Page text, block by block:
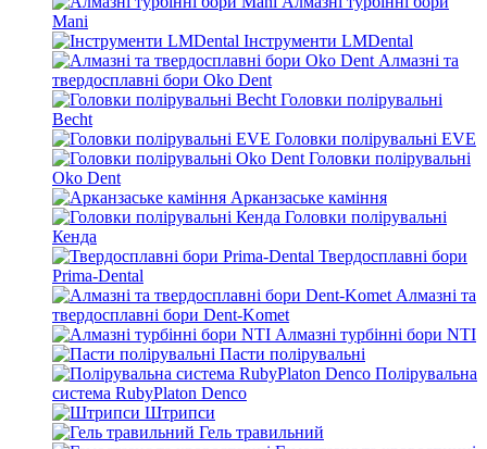
Mani
Інструменти LMDental
Алмазні та
твердосплавні бори Oko Dent
Головки полірувальні
Becht
Головки полірувальні EVE
Головки полірувальні
Oko Dent
Арканзаське каміння
Головки полірувальні
Кенда
Твердосплавні бори
Prima-Dental
Алмазні та
твердосплавні бори Dent-Komet
Алмазні турбінні бори NTI
Пасти полірувальні
Полірувальна
система RubyPlaton Denco
Штрипси
Гель травильний